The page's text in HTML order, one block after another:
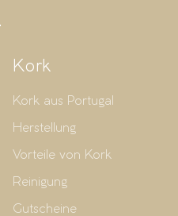
Kork
Kork aus Portugal
Herstellung
Vorteile von Kork
Reinigung
Gutscheine